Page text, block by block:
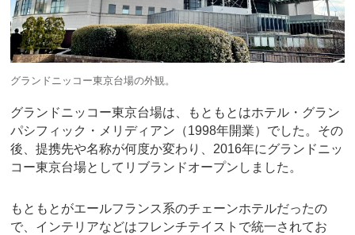
グランドニッコー東京台場の外観。
グランドニッコー東京台場は、もともとはホテル・グラン
パシフィック・メリディアン（1998年開業）でした。その
後、提携先や名称が何度か変わり、2016年にグランドニッ
コー東京台場としてリブランドオープンしました。
もともとがエールフランス系のチェーンホテルだったの
で、インテリアなどはフレンチテイストで統一されてお